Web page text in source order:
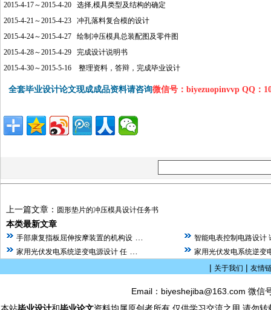
2015-4-17～2015-4-20 选择,模具类型及结构的确定
2015-4-21～2015-4-23 冲孔落料复合模的设计
2015-4-24～2015-4-27 绘制冲压模具总装配图及零件图
2015-4-28～2015-4-29 完成设计说明书
2015-4-30～2015-5-16 整理资料，答辩，完成毕业设计
全套毕业设计论文现成成品资料请咨询微信号：biyezuopinvvp QQ
上一篇文章： 圆形垫片的冲压模具设计任务书
本类最新文章
手部康复指板屈伸按摩装置的机构设
智能电表控制电路设计
家用光伏发电系统逆变电源设计 任
家用光伏发电系统逆变
| 关于我们 | 友情
Email：biyeshejiba@163.com 微